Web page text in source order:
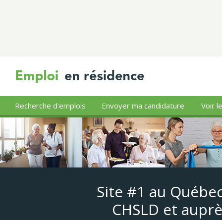
Recherche d'emplois Envoyer ma candidature Voir
Site #1 au
CHSLD et